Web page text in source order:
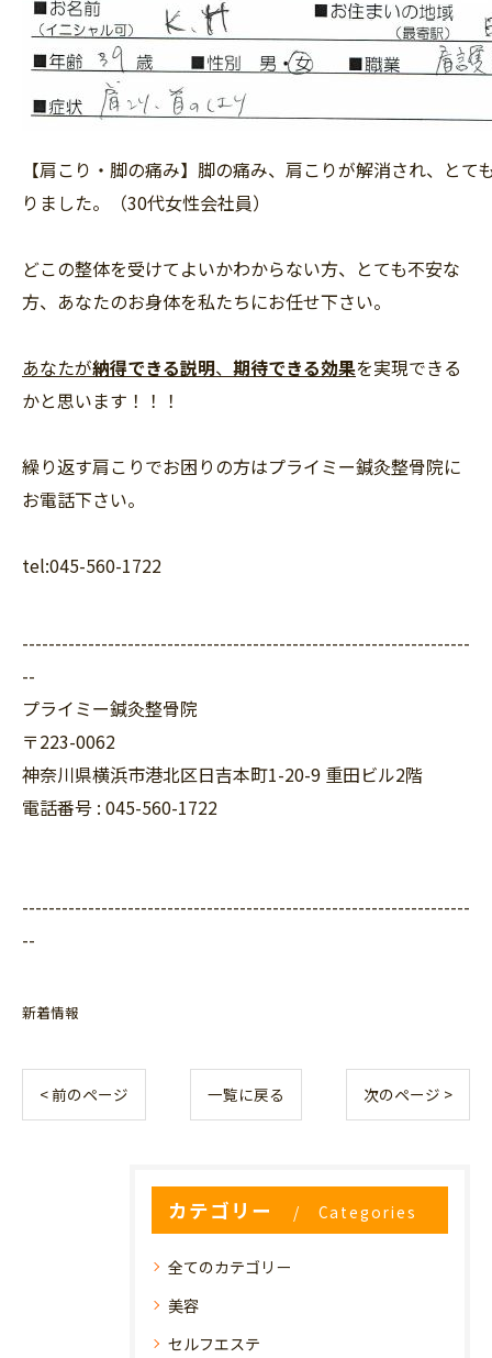
【肩こり・脚の痛み】脚の痛み、肩こりが解消され、とて
りました。（30代女性会社員）
どこの整体を受けてよいかわからない方、とても不安な
方、あなたのお身体を私たちにお任せ下さい。
あなたが納得できる説明、 期待できる効果を実現できる
かと思います！！！
繰り返す肩こりでお困りの方はプライミー鍼灸整骨院に
お電話下さい。
tel:045-560-1722
--------------------------------------------------------------------
--
プライミー鍼灸整骨院
〒223-0062
神奈川県横浜市港北区日吉本町1-20-9 重田ビル2階
電話番号 : 045-560-1722
--------------------------------------------------------------------
--
新着情報
< 前のページ 一覧に戻る 次のページ >
カテゴリー Categories
全てのカテゴリー
美容
セルフエステ